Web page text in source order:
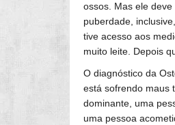
ossos. Mas ele
puberdade,
tive acesso aos
muito leite. Depois
O diagnóstico da
está sofrendo maus
dominante, uma
uma pessoa